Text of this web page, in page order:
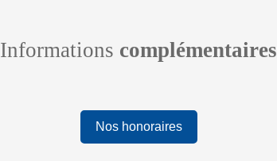
Informations complémentaires
Nos honoraires